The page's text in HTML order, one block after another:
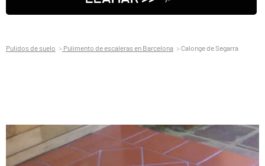
Pulidos de suelo Pulimento de escaleras en Barcelona Calonge de Segarra